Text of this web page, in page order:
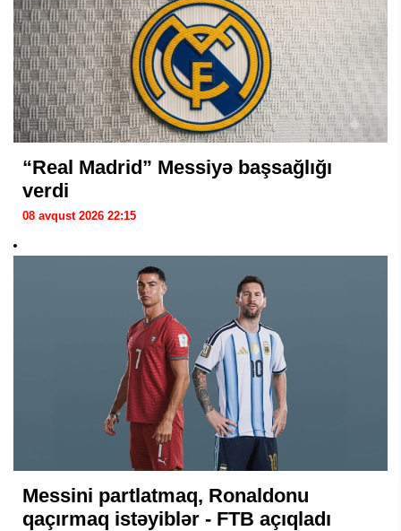
“Real Madrid” Messiyə başsağlığı
verdi
08 avqust 2026 22:15
Messini partlatmaq, Ronaldonu
qaçırmaq istəyiblər - FTB açıqladı